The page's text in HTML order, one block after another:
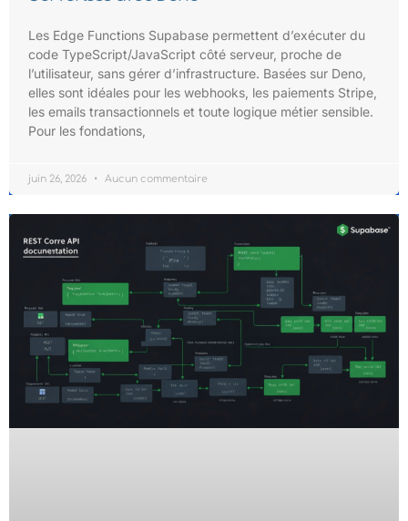
Les Edge Functions Supabase permettent d’exécuter du
code TypeScript/JavaScript côté serveur, proche de
l’utilisateur, sans gérer d’infrastructure. Basées sur Deno,
elles sont idéales pour les webhooks, les paiements Stripe,
les emails transactionnels et toute logique métier sensible.
Pour les fondations,
juin 26, 2026 Aucun commentaire